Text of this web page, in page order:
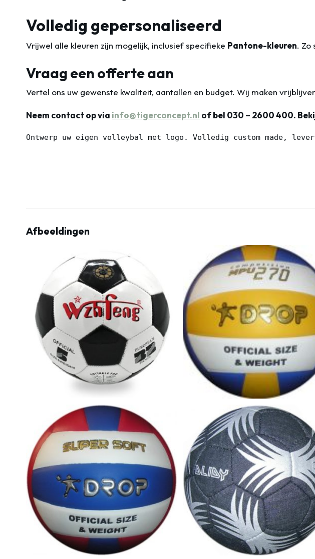
Volledig gepersonaliseerd
Vrijwel alle kleuren zijn mogelijk, inclusief specifieke Pantone-kleuren. Zo
Vraag een offerte aan
Vertel ons uw gewenste kwaliteit, aantallen en budget. Wij maken
Neem contact op via info@tigerconcept.nl of bel 030 – 2600 400.
Ontwerp uw eigen volleybal met logo. Volledig custom made,
Afbeeldingen